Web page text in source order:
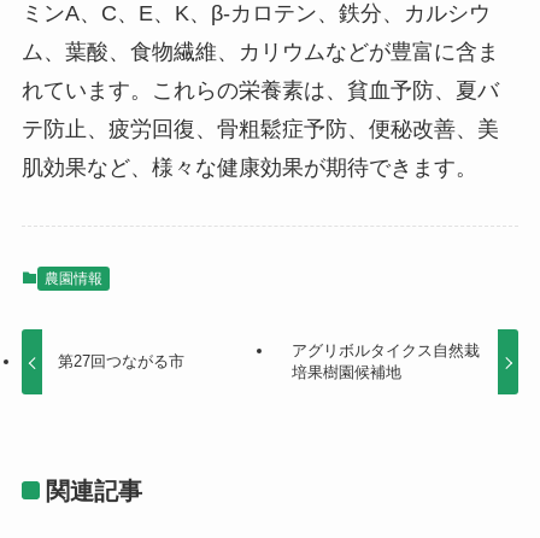
ミンA、C、E、K、β-カロテン、鉄分、カルシウ
ム、葉酸、食物繊維、カリウムなどが豊富に含ま
れています。これらの栄養素は、貧血予防、夏バ
テ防止、疲労回復、骨粗鬆症予防、便秘改善、美
肌効果など、様々な健康効果が期待できます。
農園情報
第27回つながる市
アグリボルタイクス自然栽
培果樹園候補地
関連記事